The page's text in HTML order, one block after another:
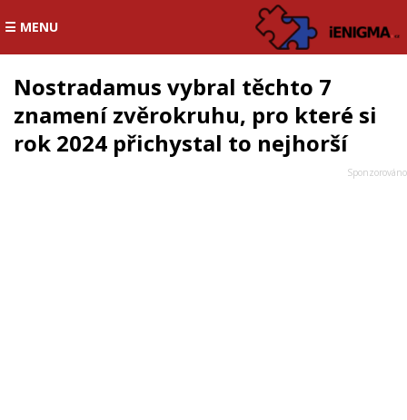
☰ MENU
Nostradamus vybral těchto 7
znamení zvěrokruhu, pro které si
rok 2024 přichystal to nejhorší